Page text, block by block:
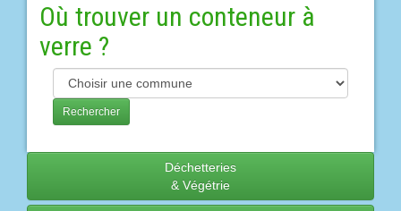
Où trouver un conteneur à
verre ?
Déchetteries
& Végétrie